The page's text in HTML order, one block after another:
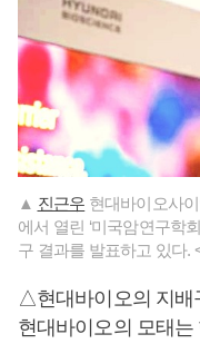
▲ 진근우 현대바이오사
에서 열린 ‘미국암연구학
구 결과를 발표하고 있다.
△현대바이오의 지배
현대바이오의 모태는